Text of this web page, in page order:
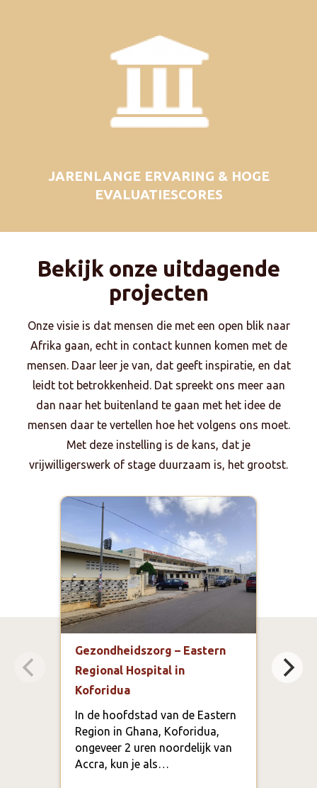
JARENLANGE ERVARING & HOGE
EVALUATIESCORES
Bekijk onze uitdagende
projecten
Onze visie is dat mensen die met een open blik naar
Afrika gaan, echt in contact kunnen komen met de
mensen. Daar leer je van, dat geeft inspiratie, en dat
leidt tot betrokkenheid. Dat spreekt ons meer aan
dan naar het buitenland te gaan met het idee de
mensen daar te vertellen hoe het volgens ons moet.
Met deze instelling is de kans, dat je
vrijwilligerswerk of stage duurzaam is, het grootst.
Gezondheidszorg – Eastern
Regional Hospital in
Koforidua
In de hoofdstad van de Eastern
Region in Ghana, Koforidua,
ongeveer 2 uren noordelijk van
Accra, kun je als…